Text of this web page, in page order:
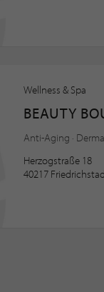
Wellness & Spa
BEAUTY
Anti-Aging ·
Herzogstraße 18
40217